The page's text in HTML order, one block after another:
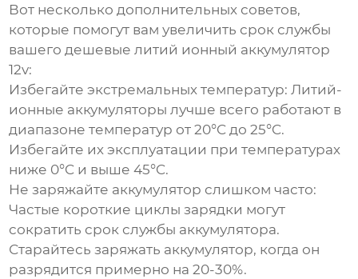
Вот несколько дополнительных советов,
которые помогут вам увеличить срок службы
вашегодешевые литий ионный аккумулятор
12v:
Избегайте экстремальных температур: Литий-
ионные аккумуляторы лучше всего работают в
диапазоне температур от 20°C до 25°C.
Избегайте их эксплуатации при температурах
ниже 0°C и выше 45°C.
Не заряжайте аккумулятор слишком часто:
Частые короткие циклы зарядки могут
сократить срок службы аккумулятора.
Старайтесь заряжать аккумулятор, когда он
разрядится примерно на 20-30%.